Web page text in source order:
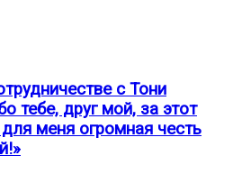
с Тони
тебе, друг мой, за этот
меня огромная честь